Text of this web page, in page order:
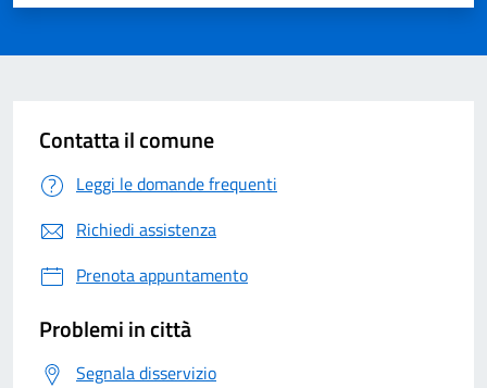
Contatta il comune
Leggi le domande frequenti
Richiedi assistenza
Prenota appuntamento
Problemi in città
Segnala disservizio